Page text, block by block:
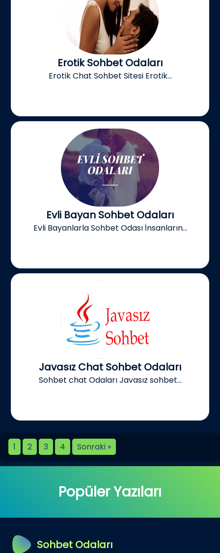
Erotik Sohbet Odaları
Erotik Chat Sohbet Sitesi Erotik...
Evli Bayan Sohbet Odaları
Evli Bayanlarla Sohbet Odası İnsanların...
Javasız Chat Sohbet Odaları
Sohbet chat Odaları Javasız sohbet...
1 2 3 4 Sonraki »
Popüler Yazıları
Sohbet Odaları